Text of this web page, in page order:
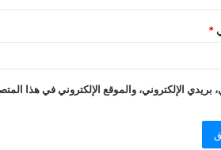
*
الإلكتروني، والموقع الإلكتروني في هذا